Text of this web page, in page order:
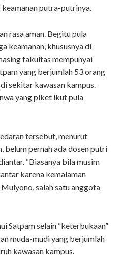
keamanan putra-putrinya.
rasa aman. Begitu pula
keamanan, khususnya di
fakultas mempunyai
yang berjumlah 53 orang
sekitar kawasan kampus.
yang piket ikut pula
tersebut, menurut
belum pernah ada dosen putri
“Biasanya bila musim
karena kemalaman
salah satu anggota
Satpam selain “keterbukaan”
muda-mudi yang berjumlah
kawasan kampus.